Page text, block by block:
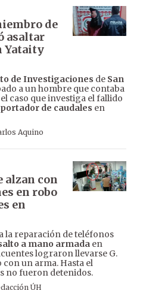
de
asaltar
Yataity
de Investigaciones de San
a un hombre que contaba
caso que investiga el fallido
de caudales en
Aquino
alzan con
en robo
en
la reparación de teléfonos
a mano armada en
lograron llevarse G.
un arma. Hasta el
no fueron detenidos.
ÚH